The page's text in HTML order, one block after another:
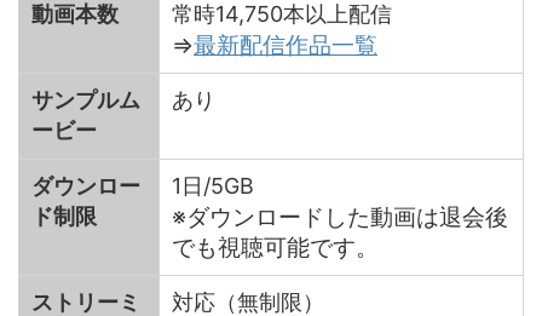
動画本数 常時14,750本以上配信
⇒最新配信作品一覧
サンプルム
ービー
あり
ダウンロー
ド制限
1日/5GB
※ダウンロードした動画は退会後
でも視聴可能です。
ストリーミ
対応（無制限）